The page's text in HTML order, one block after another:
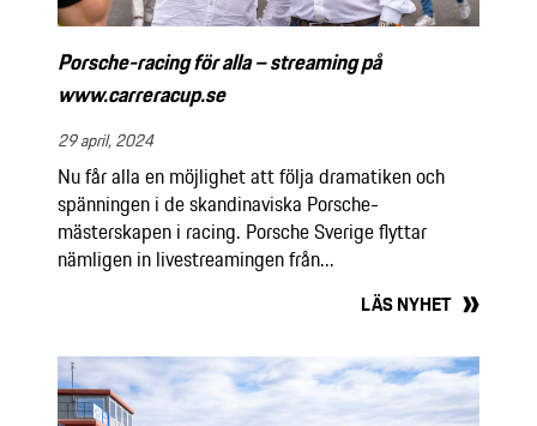
Porsche-racing för alla – streaming på
www.carreracup.se
29 april, 2024
Nu får alla en möjlighet att följa dramatiken och
spänningen i de skandinaviska Porsche-
mästerskapen i racing. Porsche Sverige flyttar
nämligen in livestreamingen från...
LÄS NYHET